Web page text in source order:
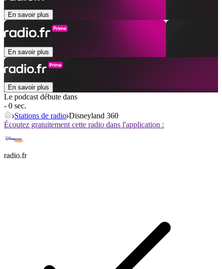
En savoir plus
En savoir plus
En savoir plus
Le podcast débute dans
- 0 sec.
Stations de radio Disneyland 360
Écoutez gratuitement cette radio dans l'application :
radio.fr